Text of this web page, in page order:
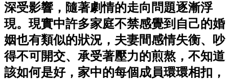
深受影響，隨著劇情的走向問題逐漸浮
現。現實中許多家庭不禁感覺到自己的婚
姻也有類似的狀況，夫妻間感情失衡、吵
得不可開交、承受著壓力的煎熬，不知道
該如何是好，家中的每個成員環環相扣，